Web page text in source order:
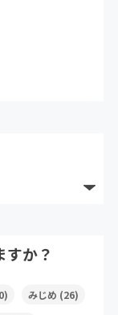
すか？
みじめ (26)